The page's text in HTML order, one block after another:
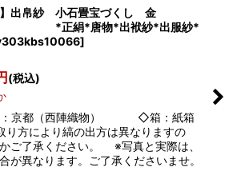
】出帛紗 小石畳宝づくし 金
絹*唐物*出袱紗*出服紗*
]
(税込)
京都（西陣織物） ◇箱：紙箱
方により縞の出方は異なりますの
ご了承ください。 ※写真と実際は、
が異なります。ご了承くださいませ。